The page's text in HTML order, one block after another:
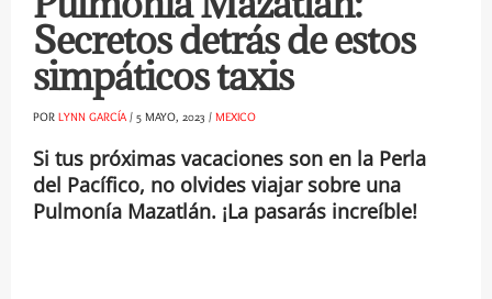
Secretos detrás de estos
simpáticos taxis
POR LYNN GARCÍA / 5 MAYO, 2023 / MEXICO
Si tus próximas vacaciones son en la Perla
del Pacífico, no olvides viajar sobre una
Pulmonía Mazatlán. ¡La pasarás increíble!